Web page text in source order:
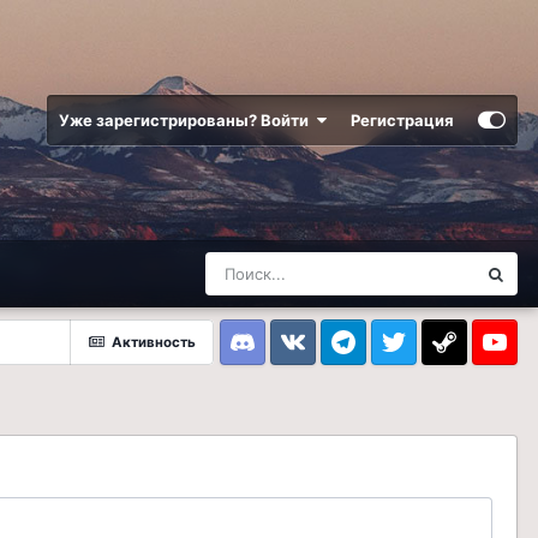
Уже зарегистрированы? Войти Регистрация
Активность
DiscordVK TelegramTwitter Steam